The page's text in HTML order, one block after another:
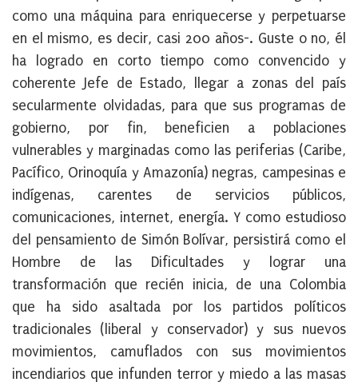
como una máquina para enriquecerse y perpetuarse
en el mismo, es decir, casi 200 años-. Guste o no, él
ha logrado en corto tiempo como convencido y
coherente Jefe de Estado, llegar a zonas del país
secularmente olvidadas, para que sus programas de
gobierno, por fin, beneficien a poblaciones
vulnerables y marginadas como las periferias (Caribe,
Pacífico, Orinoquía y Amazonía) negras, campesinas e
indígenas, carentes de servicios públicos,
comunicaciones, internet, energía. Y como estudioso
del pensamiento de Simón Bolívar, persistirá como el
Hombre de las Dificultades y lograr una
transformación que recién inicia, de una Colombia
que ha sido asaltada por los partidos políticos
tradicionales (liberal y conservador) y sus nuevos
movimientos, camuflados con sus movimientos
incendiarios que infunden terror y miedo a las masas